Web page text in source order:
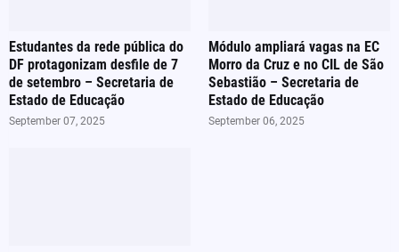
Estudantes da rede pública do
DF protagonizam desfile de 7
de setembro – Secretaria de
Estado de Educação
September 07, 2025
Módulo ampliará vagas na EC
Morro da Cruz e no CIL de São
Sebastião – Secretaria de
Estado de Educação
September 06, 2025